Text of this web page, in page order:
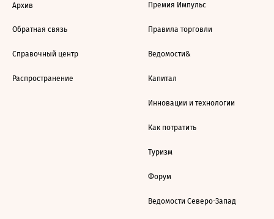
Архив
Обратная связь
Справочный центр
Распространение
Премия Импульс
Правила торговли
Ведомости&
Капитал
Инновации и технологии
Как потратить
Туризм
Форум
Ведомости Северо-Запад